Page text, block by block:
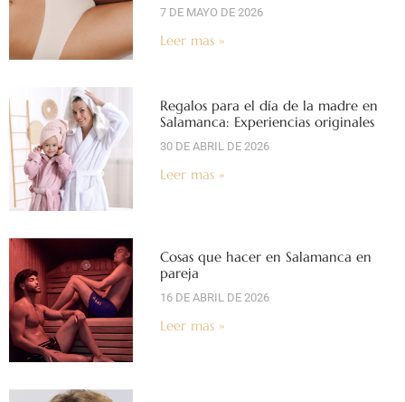
7 DE MAYO DE 2026
Leer mas »
Regalos para el día de la madre en
Salamanca: Experiencias originales
30 DE ABRIL DE 2026
Leer mas »
Cosas que hacer en Salamanca en
pareja
16 DE ABRIL DE 2026
Leer mas »